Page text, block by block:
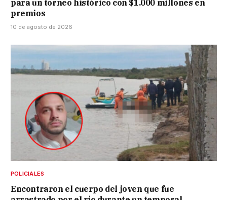
para un torneo histórico con $1.000 millones en
premios
10 de agosto de 2026
POLICIALES
Encontraron el cuerpo del joven que fue